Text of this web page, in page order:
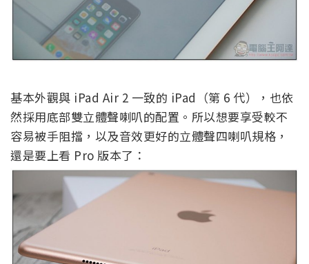
基本外觀與 iPad Air 2 一致的 iPad（第 6 代），也依
然採用底部雙立體聲喇叭的配置。所以想要享受較不
容易被手阻擋，以及音效更好的立體聲四喇叭規格，
還是要上看 Pro 版本了：